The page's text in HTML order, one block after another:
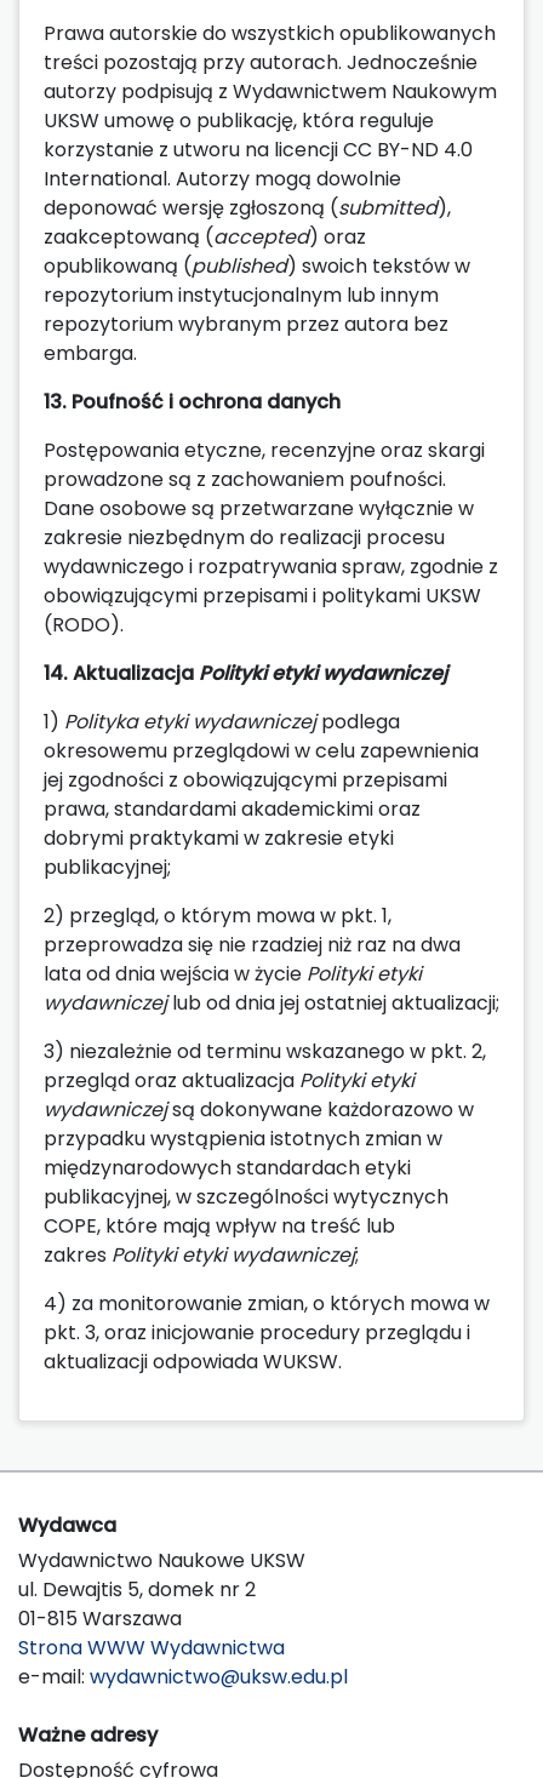
Prawa autorskie do wszystkich opublikowanych
treści pozostają przy autorach. Jednocześnie
autorzy podpisują z Wydawnictwem Naukowym
UKSW umowę o publikację, która reguluje
korzystanie z utworu na licencji CC BY-ND 4.0
International. Autorzy mogą dowolnie
deponować wersję zgłoszoną (submitted),
zaakceptowaną (accepted) oraz
opublikowaną (published) swoich tekstów w
repozytorium instytucjonalnym lub innym
repozytorium wybranym przez autora bez
embarga.
13. Poufność i ochrona danych
Postępowania etyczne, recenzyjne oraz skargi
prowadzone są z zachowaniem poufności.
Dane osobowe są przetwarzane wyłącznie w
zakresie niezbędnym do realizacji procesu
wydawniczego i rozpatrywania spraw, zgodnie z
obowiązującymi przepisami i politykami UKSW
(RODO).
14. Aktualizacja Polityki etyki wydawniczej
1) Polityka etyki wydawniczejpodlega
okresowemu przeglądowi w celu zapewnienia
jej zgodności z obowiązującymi przepisami
prawa, standardami akademickimi oraz
dobrymi praktykami w zakresie etyki
publikacyjnej;
2) przegląd, o którym mowa w pkt. 1,
przeprowadza się nie rzadziej niż raz na dwa
lata od dnia wejścia w życie Polityki etyki
wydawniczejlub od dnia jej ostatniej aktualizacji;
3) niezależnie od terminu wskazanego w pkt. 2,
przegląd oraz aktualizacja Polityki etyki
wydawniczejsą dokonywane każdorazowo w
przypadku wystąpienia istotnych zmian w
międzynarodowych standardach etyki
publikacyjnej, w szczególności wytycznych
COPE, które mają wpływ na treść lub
zakres Polityki etyki wydawniczej;
4) za monitorowanie zmian, o których mowa w
pkt. 3, oraz inicjowanie procedury przeglądu i
aktualizacji odpowiada WUKSW.
Wydawca
Wydawnictwo Naukowe UKSW
ul. Dewajtis 5, domek nr 2
01-815 Warszawa
Strona WWW Wydawnictwa
e-mail: wydawnictwo@uksw.edu.pl
Ważne adresy
Dostępność cyfrowa